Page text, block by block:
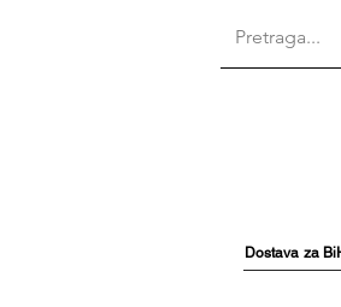
Dostava za